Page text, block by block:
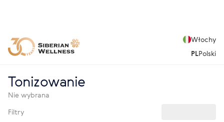
Włochy
PLPolski
Tonizowanie
Nie wybrana
Filtry